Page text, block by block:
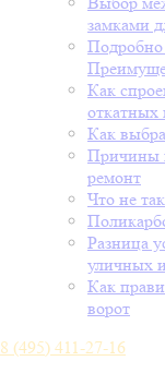
замками
Подробно
Как
откатных
Как
Причины
ремонт
Что не
Разница
уличных
Как
ворот
8 (495) 411-27-16